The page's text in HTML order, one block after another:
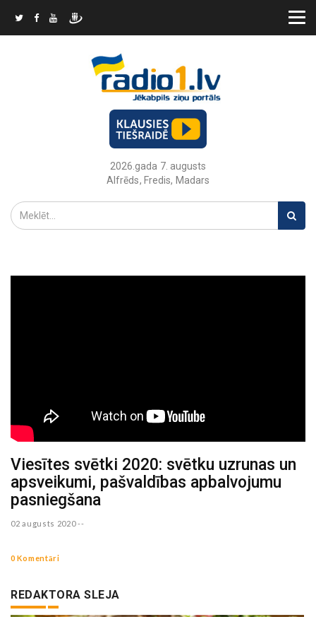
2026.gada 7. augusts
Alfrēds, Fredis, Madars
Viesītes svētki 2020: svētku uzrunas un
apsveikumi, pašvaldības apbalvojumu
pasniegšana
02 augusts 2020 --
0 Komentāri
REDAKTORA SLEJA